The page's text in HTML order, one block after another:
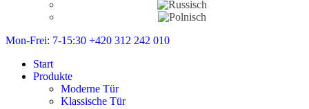
Mon-Frei: 7-15:30 +420 312 242 010
Start
Produkte
Moderne Tür
Klassische Tür